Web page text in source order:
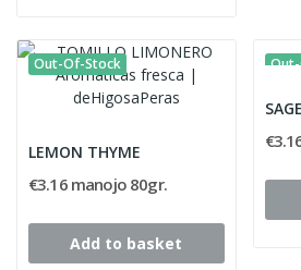
Out-Of-Stock
LEMON THYME
€3.16 manojo 80gr.
Add to basket
SAGE